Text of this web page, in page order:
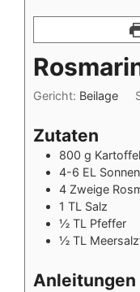
Gericht: Beilage
Zutaten
800 g
4-6 EL
4 Zweige
1 TL Salz
½ TL Pfeffer
½ TL
Anleitungen